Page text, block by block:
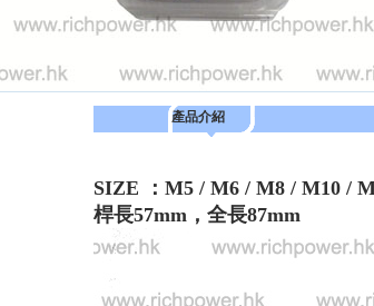
產品介紹
SIZE ：M5 / M6 / M8 / M10 /
桿長57mm，全長87mm